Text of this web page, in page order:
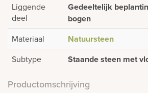
Liggende
deel
Gedeeltelijk
bogen
Materiaal Natuursteen
Subtype Staande steen met
Productomschrijving